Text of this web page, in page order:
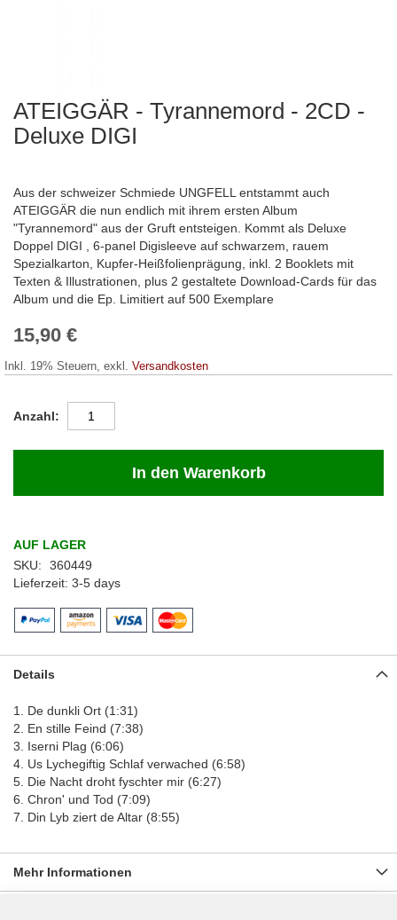
ATEIGGÄR - Tyrannemord - 2CD -
Deluxe DIGI
Aus der schweizer Schmiede UNGFELL entstammt auch
ATEIGGÄR die nun endlich mit ihrem ersten Album
"Tyrannemord" aus der Gruft entsteigen. Kommt als Deluxe
Doppel DIGI , 6-panel Digisleeve auf schwarzem, rauem
Spezialkarton, Kupfer-Heißfolienprägung, inkl. 2 Booklets mit
Texten & Illustrationen, plus 2 gestaltete Download-Cards für das
Album und die Ep. Limitiert auf 500 Exemplare
15,90 €
Inkl. 19% Steuern, exkl. Versandkosten
Anzahl
In den Warenkorb
AUF LAGER
SKU
360449
Lieferzeit 3-5 days
Zum
Anfang
der
Details
1. De dunkli Ort (1:31)
2. En stille Feind (7:38)
3. Iserni Plag (6:06)
4. Us Lychegiftig Schlaf verwached (6:58)
5. Die Nacht droht fyschter mir (6:27)
6. Chron' und Tod (7:09)
7. Din Lyb ziert de Altar (8:55)
Mehr Informationen